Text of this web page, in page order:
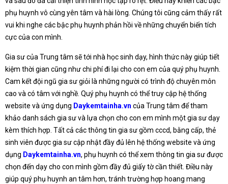
phụ huynh vô cùng yên tâm và hài lòng. Chúng tôi cũng cảm thấy rất
vui khi nghe các bậc phụ huynh phản hồi về những chuyển biến tích
cực của con mình.
Gia sư của Trung tâm sẽ tới nhà học sinh dạy, hình thức này giúp tiết
kiệm thời gian cũng như chi phí đi lại cho con em của quý phụ huynh.
Cam kết đội ngũ gia sư giỏi là những người có trình độ chuyên môn
cao và có tâm với nghề. Quý phụ huynh có thể truy cập hệ thống
website và ứng dụng Daykemtainha.vn của Trung tâm để tham
khảo danh sách gia sư và lựa chọn cho con em mình một gia sư dạy
kèm thích hợp. Tất cả các thông tin gia sư gồm cccd, bằng cấp, thẻ
sinh viên được gia sư cập nhật đầy đủ lên hệ thống website và ứng
dụng Daykemtainha.vn, phụ huynh có thể xem thông tin gia sư được
chọn đến dạy cho con mình gồm đầy đủ giấy tờ cần thiết. Điều này
giúp quý phụ huynh an tâm hơn, tránh trường hợp hoang mang